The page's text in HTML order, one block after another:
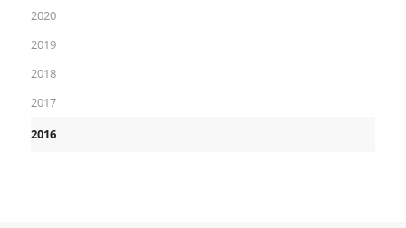
2020
2019
2018
2017
2016